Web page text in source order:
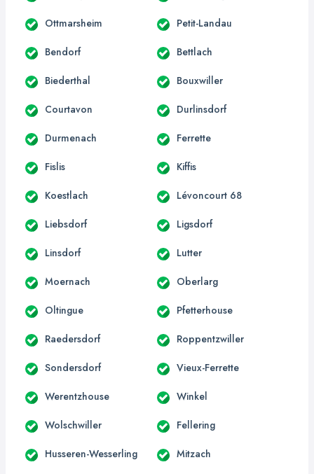
Ottmarsheim Petit-Landau
Bendorf Bettlach
Biederthal Bouxwiller
Courtavon Durlinsdorf
Durmenach Ferrette
Fislis Kiffis
Koestlach Lévoncourt 68
Liebsdorf Ligsdorf
Linsdorf Lutter
Moernach Oberlarg
Oltingue Pfetterhouse
Raedersdorf Roppentzwiller
Sondersdorf Vieux-Ferrette
Werentzhouse Winkel
Wolschwiller Fellering
Husseren-Wesserling Mitzach